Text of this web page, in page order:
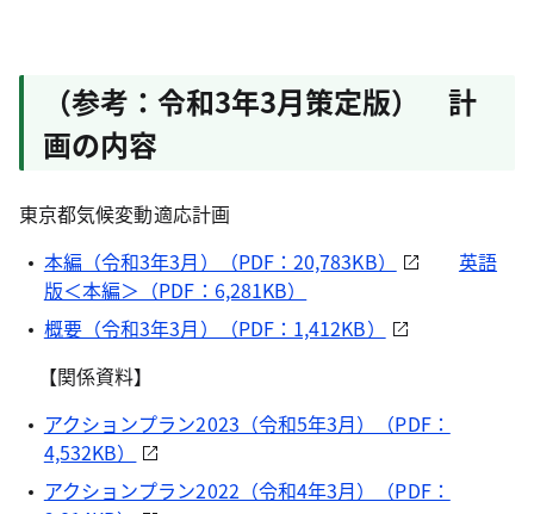
（参考：令和3年3月策定版） 計
画の内容
東京都気候変動適応計画
本編（令和3年3月）（PDF：20,783KB）
英語
版＜本編＞（PDF：6,281KB）
概要（令和3年3月）（PDF：1,412KB）
【関係資料】
アクションプラン2023（令和5年3月）（PDF：
4,532KB）
アクションプラン2022（令和4年3月）（PDF：